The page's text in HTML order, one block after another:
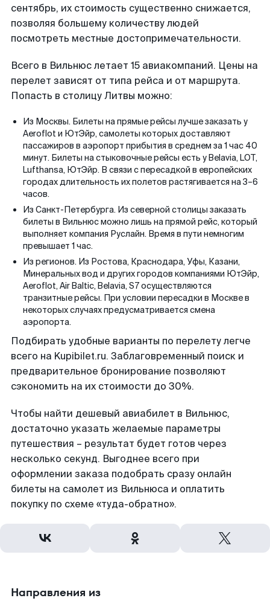
сентябрь, их стоимость существенно снижается,
позволяя большему количеству людей
посмотреть местные достопримечательности.
Всего в Вильнюс летает 15 авиакомпаний. Цены на
перелет зависят от типа рейса и от маршрута.
Попасть в столицу Литвы можно:
Из Москвы. Билеты на прямые рейсы лучше заказать у
Aeroflot и ЮтЭйр, самолеты которых доставляют
пассажиров в аэропорт прибытия в среднем за 1 час 40
минут. Билеты на стыковочные рейсы есть у Belavia, LOT,
Lufthansa, ЮтЭйр. В связи с пересадкой в европейских
городах длительность их полетов растягивается на 3–6
часов.
Из Санкт-Петербурга. Из северной столицы заказать
билеты в Вильнюс можно лишь на прямой рейс, который
выполняет компания Руслайн. Время в пути немногим
превышает 1 час.
Из регионов. Из Ростова, Краснодара, Уфы, Казани,
Минеральных вод и других городов компаниями ЮтЭйр,
Aeroflot, Air Baltic, Belavia, S7 осуществляются
транзитные рейсы. При условии пересадки в Москве в
некоторых случаях предусматривается смена
аэропорта.
Подбирать удобные варианты по перелету легче
всего на Kupibilet.ru. Заблаговременный поиск и
предварительное бронирование позволяют
сэкономить на их стоимости до 30%.
Чтобы найти дешевый авиабилет в Вильнюс,
достаточно указать желаемые параметры
путешествия – результат будет готов через
несколько секунд. Выгоднее всего при
оформлении заказа подобрать сразу онлайн
билеты на самолет из Вильнюса и оплатить
покупку по схеме «туда-обратно».
Направления из